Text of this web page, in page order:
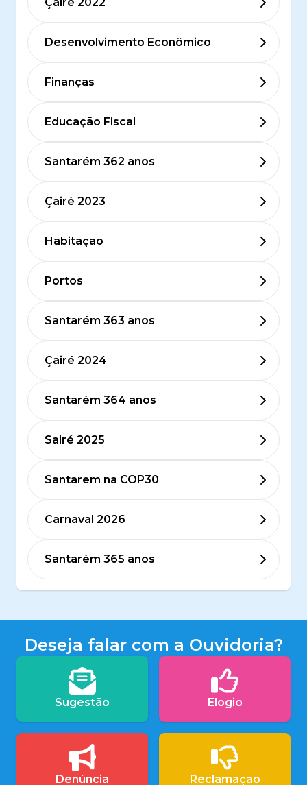
Desenvolvimento Econômico
Finanças
Educação Fiscal
Santarém 362 anos
Çairé 2023
Habitação
Portos
Santarém 363 anos
Çairé 2024
Santarém 364 anos
Sairé 2025
Santarem na COP30
Carnaval 2026
Santarém 365 anos
Deseja falar com a Ouvidoria?
Sugestão Elogio
Denúncia Reclamação